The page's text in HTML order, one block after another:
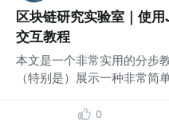
区块链研究实验室｜使
交互教程
本文是一个非常实用的分步
（特别是）展示一种非常简
0